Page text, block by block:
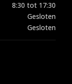
8:30 tot 17:30
Gesloten
Gesloten